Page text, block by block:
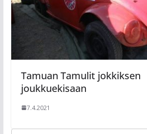
Tamuan Tamulit jokkiksen
joukkuekisaan
7.4.2021